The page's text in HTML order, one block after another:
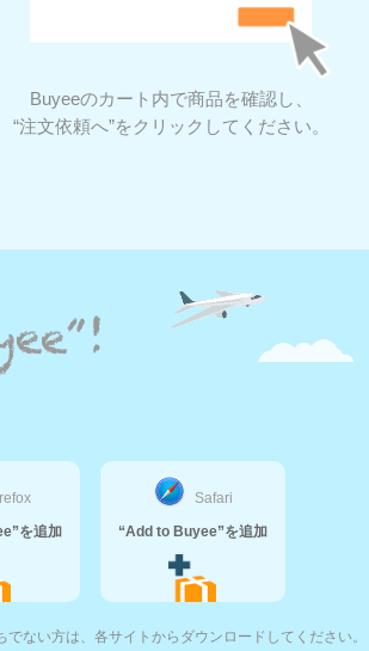
Buyeeのカート内で商品を確認し、
“注文依頼へ”をクリックしてください。
を追加
Safari
“Add to Buyee”を追加
ない方は、各サイトからダウンロードしてください。